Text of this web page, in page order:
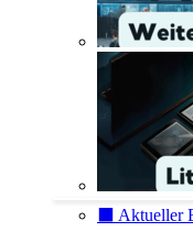
⬛️ Aktueller